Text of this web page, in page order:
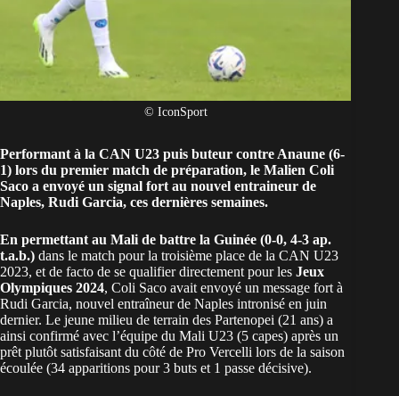
© IconSport
Performant à la CAN U23 puis buteur contre Anaune (6-
1) lors du premier match de préparation, le Malien Coli
Saco a envoyé un signal fort au nouvel entraineur de
Naples, Rudi Garcia, ces dernières semaines.
En permettant au Mali de battre la Guinée (0-0, 4-3 ap.
t.a.b.) dans le match pour la troisième place de la CAN U23
2023, et de facto de se qualifier directement pour les Jeux
Olympiques 2024, Coli Saco avait envoyé un message fort à
Rudi Garcia, nouvel entraîneur de Naples intronisé en juin
dernier. Le jeune milieu de terrain des Partenopei (21 ans) a
ainsi confirmé avec l’équipe du Mali U23 (5 capes) après un
prêt plutôt satisfaisant du côté de Pro Vercelli lors de la saison
écoulée (34 apparitions pour 3 buts et 1 passe décisive).